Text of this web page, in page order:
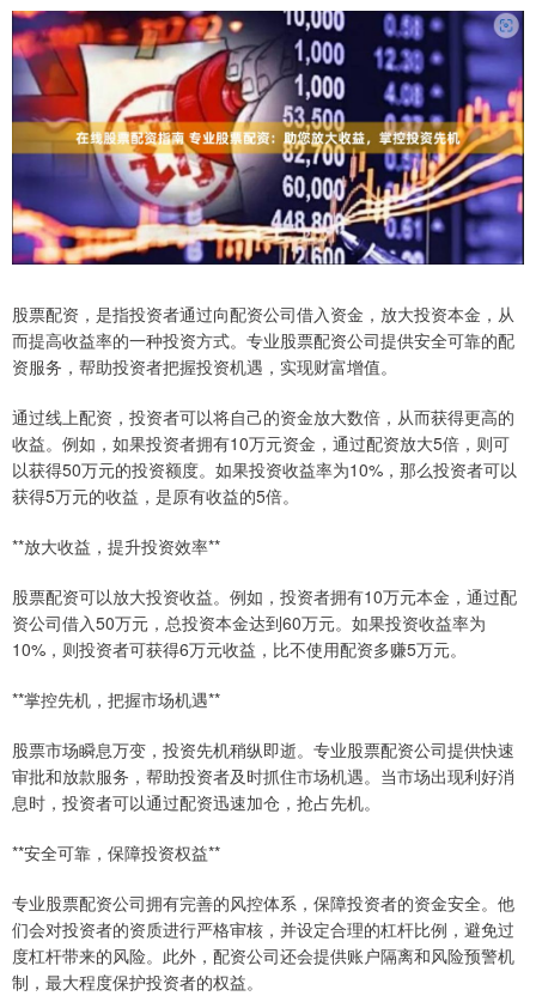
股票配资，是指投资者通过向配资公司借入资金，放大投资本金，从
而提高收益率的一种投资方式。专业股票配资公司提供安全可靠的配
资服务，帮助投资者把握投资机遇，实现财富增值。
通过线上配资，投资者可以将自己的资金放大数倍，从而获得更高的
收益。例如，如果投资者拥有10万元资金，通过配资放大5倍，则可
以获得50万元的投资额度。如果投资收益率为10%，那么投资者可以
获得5万元的收益，是原有收益的5倍。
**放大收益，提升投资效率**
股票配资可以放大投资收益。例如，投资者拥有10万元本金，通过配
资公司借入50万元，总投资本金达到60万元。如果投资收益率为
10%，则投资者可获得6万元收益，比不使用配资多赚5万元。
**掌控先机，把握市场机遇**
股票市场瞬息万变，投资先机稍纵即逝。专业股票配资公司提供快速
审批和放款服务，帮助投资者及时抓住市场机遇。当市场出现利好消
息时，投资者可以通过配资迅速加仓，抢占先机。
**安全可靠，保障投资权益**
专业股票配资公司拥有完善的风控体系，保障投资者的资金安全。他
们会对投资者的资质进行严格审核，并设定合理的杠杆比例，避免过
度杠杆带来的风险。此外，配资公司还会提供账户隔离和风险预警机
制，最大程度保护投资者的权益。